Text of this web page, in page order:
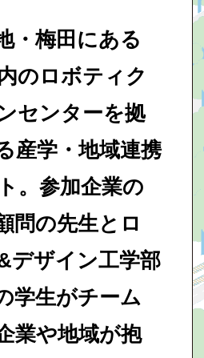
・梅田にある
のロボティク
センターを拠
産学・地域連携
。参加企業の
問の先生とロ
デザイン工学部
学生がチーム
業や地域が抱